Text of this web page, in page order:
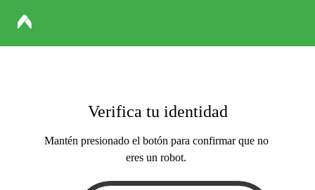
Verifica tu identidad
Mantén presionado el botón para confirmar que no
eres un robot.